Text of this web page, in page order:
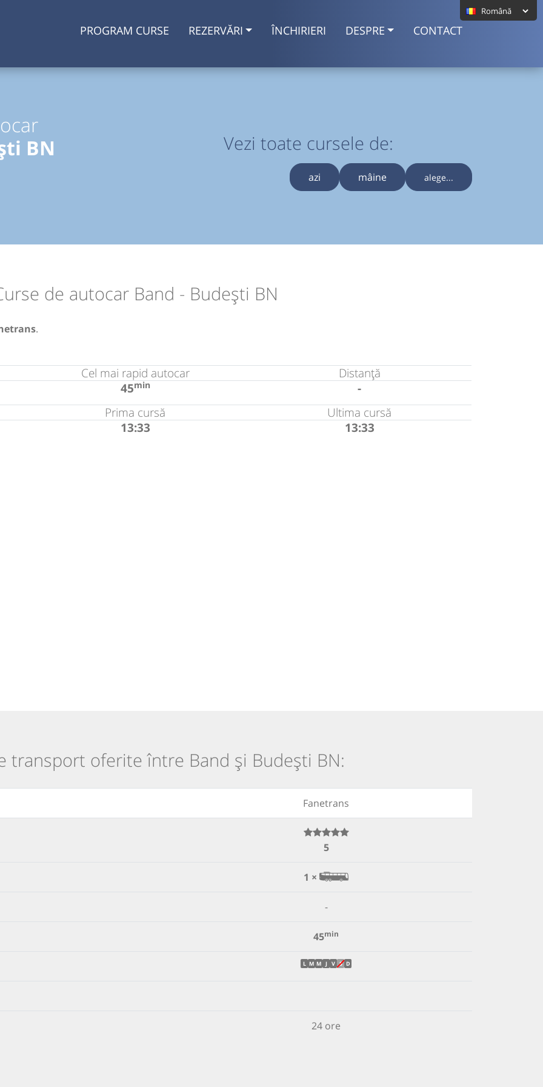
PROGRAM CURSE REZERVĂRI ÎNCHIRIERI DESPRE CONTACT
BN
Vezi toate cursele de:
azi mâine alege...
de autocar Band - Budești BN
.
Cel mai rapid autocar
45min
Distanță
-
Prima cursă
13:33
Ultima cursă
13:33
transport oferite între Band și Budești BN:
Fanetrans
5
1 ×
-
45min
L M M J V S D
24 ore